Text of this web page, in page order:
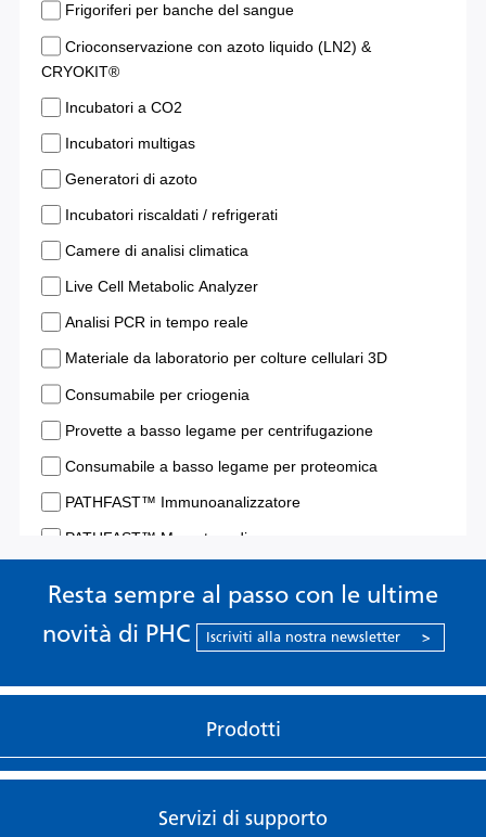
Resta sempre al passo con le ultime
novità di PHC
Iscriviti alla nostra newsletter >
Prodotti
Servizi di supporto